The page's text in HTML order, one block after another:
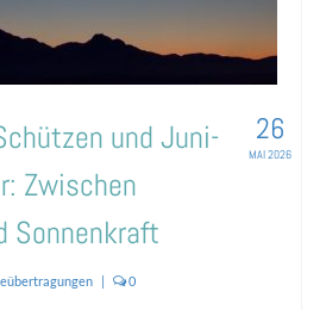
26
MAI 2026
und Juni-
Zwischen
Sonnenkraft
| 0